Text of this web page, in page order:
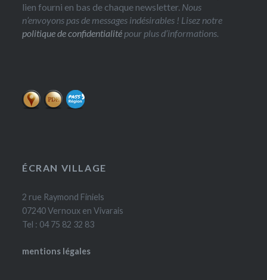
lien fourni en bas de chaque newsletter. Nous
n’envoyons pas de messages indésirables ! Lisez notre
politique de confidentialité pour plus d’informations.
ÉCRAN VILLAGE
2 rue Raymond Finiels
07240 Vernoux en Vivarais
Tel : 04 75 82 32 83
mentions légales